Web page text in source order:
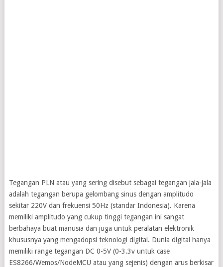
Tegangan PLN atau yang sering disebut sebagai tegangan jala-jala
adalah tegangan berupa gelombang sinus dengan amplitudo
sekitar 220V dan frekuensi 50Hz (standar Indonesia). Karena
memiliki amplitudo yang cukup tinggi tegangan ini sangat
berbahaya buat manusia dan juga untuk peralatan elektronik
khususnya yang mengadopsi teknologi digital. Dunia digital hanya
memiliki range tegangan DC 0-5V (0-3.3v untuk case
ES8266/Wemos/NodeMCU atau yang sejenis) dengan arus berkisar